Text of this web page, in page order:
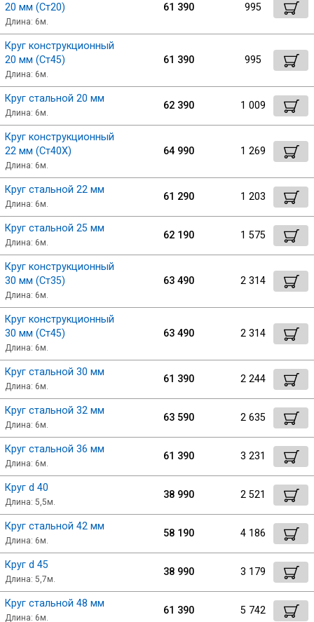
20 мм (Ст20)
Длина: 6м.
61 390 995
Круг конструкционный
20 мм (Ст45)
Длина: 6м.
61 390 995
Круг стальной 20 мм
Длина: 6м.
62 390 1 009
Круг конструкционный
22 мм (Ст40Х)
Длина: 6м.
64 990 1 269
Круг стальной 22 мм
Длина: 6м.
61 290 1 203
Круг стальной 25 мм
Длина: 6м.
62 190 1 575
Круг конструкционный
30 мм (Ст35)
Длина: 6м.
63 490 2 314
Круг конструкционный
30 мм (Ст45)
Длина: 6м.
63 490 2 314
Круг стальной 30 мм
Длина: 6м.
61 390 2 244
Круг стальной 32 мм
Длина: 6м.
63 590 2 635
Круг стальной 36 мм
Длина: 6м.
61 390 3 231
Круг d 40
Длина: 5,5м.
38 990 2 521
Круг стальной 42 мм
Длина: 6м.
58 190 4 186
Круг d 45
Длина: 5,7м.
38 990 3 179
Круг стальной 48 мм
Длина: 6м.
61 390 5 742